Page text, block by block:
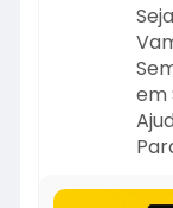
em